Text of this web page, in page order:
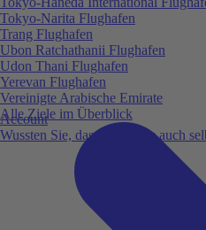
Account
Wussten Sie, dass Sie vieles auch
Tokyo-Narita Flughafen
Trang Flughafen
Ubon Ratchathanii Flughafen
Udon Thani Flughafen
Yerevan Flughafen
Vereinigte Arabische Emirate
Alle Ziele im Überblick